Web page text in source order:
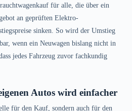
für alle, die über ein
an geprüften Elektro-
sinken. So wird der Umstieg
wenn ein Neuwagen bislang nicht in
jedes Fahrzeug zuvor fachkundig
Autos wird einfacher
für den Kauf, sondern auch für den